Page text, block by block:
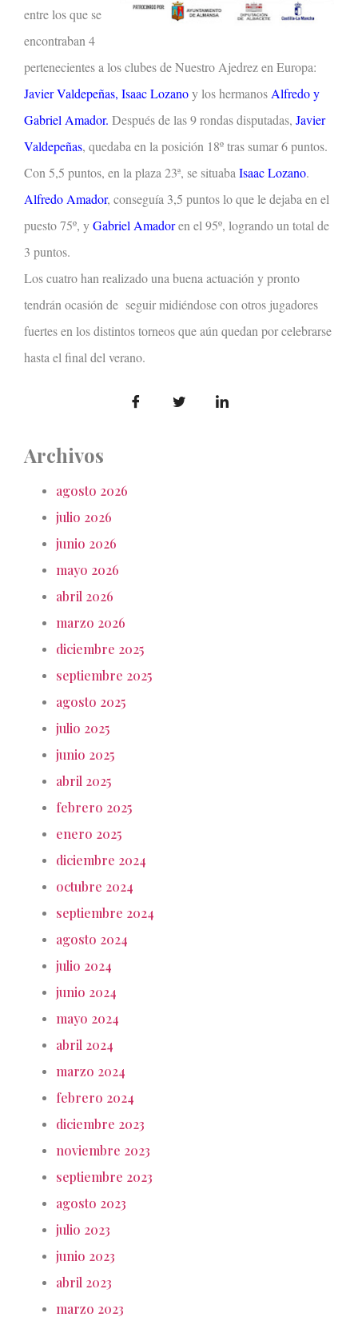
entre los que se
encontraban 4
pertenecientes a los clubes de Nuestro Ajedrez en Europa:
Javier Valdepeñas, Isaac Lozanoy los hermanos Alfredo y
Gabriel Amador. Después de las 9 rondas disputadas, Javier
Valdepeñas, quedaba en la posición 18º tras sumar 6 puntos.
Con 5,5 puntos, en la plaza 23ª, se situaba Isaac Lozano.
Alfredo Amador, conseguía 3,5 puntos lo que le dejaba en el
puesto 75º, yGabriel Amadoren el 95º, logrando un total de
3 puntos.
Los cuatro han realizado una buena actuación y pronto
tendrán ocasión de seguir midiéndose con otros jugadores
fuertes en los distintos torneos que aún quedan por celebrarse
hasta el final del verano.
Archivos
agosto 2026
julio 2026
junio 2026
mayo 2026
abril 2026
marzo 2026
diciembre 2025
septiembre 2025
agosto 2025
julio 2025
junio 2025
abril 2025
febrero 2025
enero 2025
diciembre 2024
octubre 2024
septiembre 2024
agosto 2024
julio 2024
junio 2024
mayo 2024
abril 2024
marzo 2024
febrero 2024
diciembre 2023
noviembre 2023
septiembre 2023
agosto 2023
julio 2023
junio 2023
abril 2023
marzo 2023